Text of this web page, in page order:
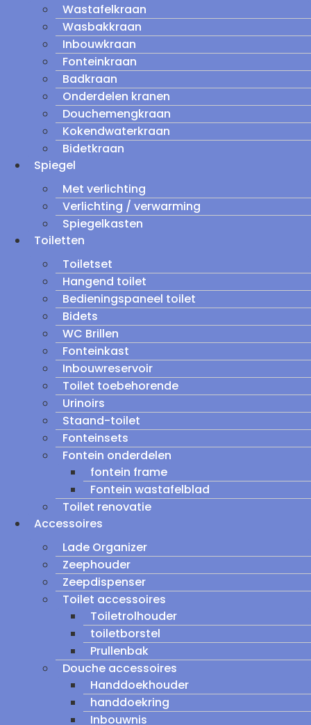
Wastafelkraan
Wasbakkraan
Inbouwkraan
Fonteinkraan
Badkraan
Onderdelen kranen
Douchemengkraan
Kokendwaterkraan
Bidetkraan
Spiegel
Met verlichting
Verlichting / verwarming
Spiegelkasten
Toiletten
Toiletset
Hangend toilet
Bedieningspaneel toilet
Bidets
WC Brillen
Fonteinkast
Inbouwreservoir
Toilet toebehorende
Urinoirs
Staand-toilet
Fonteinsets
Fontein onderdelen
fontein frame
Fontein wastafelblad
Toilet renovatie
Accessoires
Lade Organizer
Zeephouder
Zeepdispenser
Toilet accessoires
Toiletrolhouder
toiletborstel
Prullenbak
Douche accessoires
Handdoekhouder
handdoekring
Inbouwnis